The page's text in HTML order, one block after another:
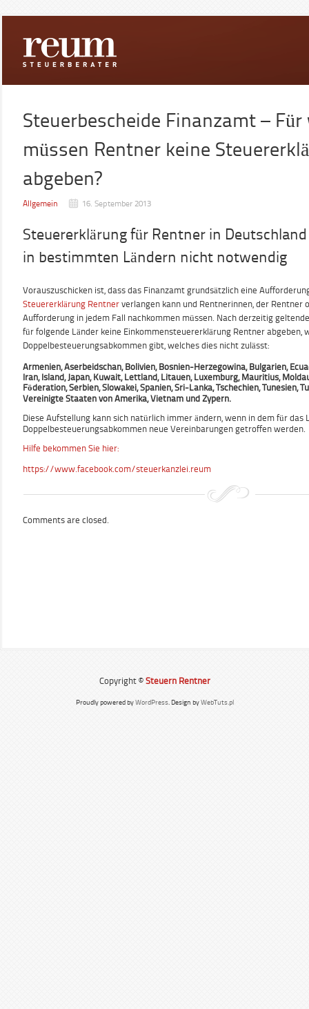
Steuerbescheide Finanzamt – Für
müssen Rentner keine
abgeben?
Allgemein 16. September 2013
Steuererklärung für Rentner in
in bestimmten Ländern nicht notwendig
Vorauszuschicken ist, dass das Finanzamt grundsätzlich eine
Steuererklärung Rentner verlangen kann und Rentnerinnen, der Rentner
Aufforderung in jedem Fall nachkommen müssen. Nach derzeitig
für folgende Länder keine Einkommensteuererklärung Rentner abgeben,
Doppelbesteuerungsabkommen gibt, welches dies nicht zulässt:
Armenien, Aserbeidschan, Bolivien, Bosnien-Herzegowina, Bulgarien,
Iran, Island, Japan, Kuwait, Lettland, Litauen, Luxemburg, Mauritius,
Föderation, Serbien, Slowakei, Spanien, Sri-Lanka, Tschechien, Tunesien,
Vereinigte Staaten von Amerika, Vietnam und Zypern.
Diese Aufstellung kann sich natürlich immer ändern, wenn in dem für das
Doppelbesteuerungsabkommen neue Vereinbarungen getroffen werden.
Hilfe bekommen Sie hier:
https://www.facebook.com/steuerkanzlei.reum
Comments are closed.
Copyright © Steuern Rentner
Proudly powered byWordPress. Design byWebTuts.pl